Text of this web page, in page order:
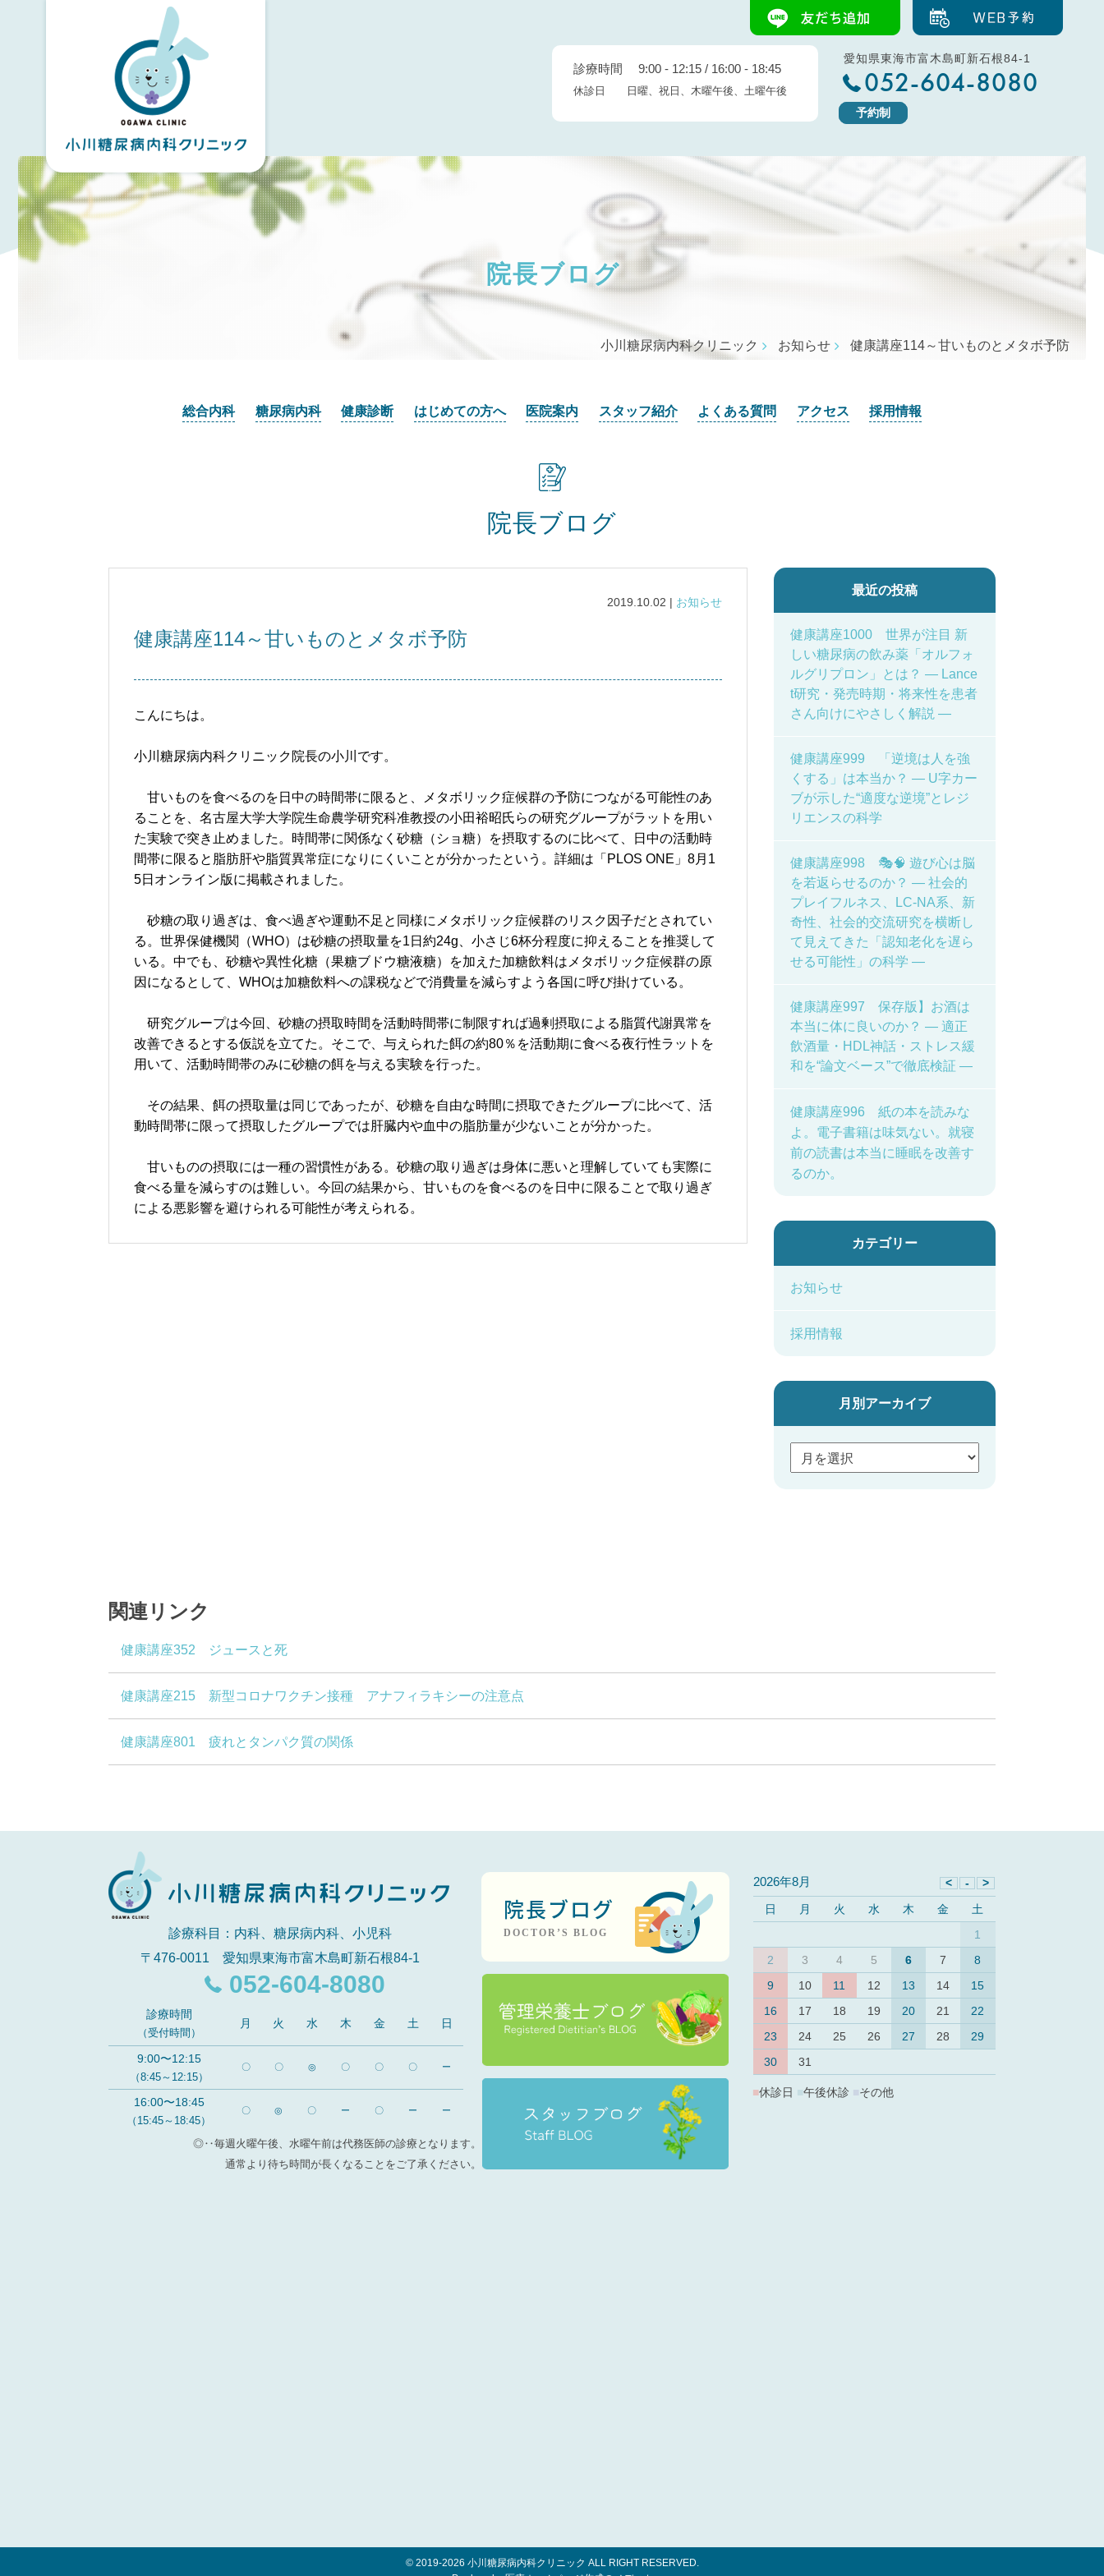
診療時間 9:00 - 12:15 / 16:00 - 18:45
休診日 日曜、祝日、木曜午後、土曜午後
愛知県東海市富木島町新石根84-1
052-604-8080
予約制
院長ブログ
小川糖尿病内科クリニック お知らせ 健康講座114～甘いものとメタボ予防
総合内科 糖尿病内科 健康診断 はじめての方へ 医院案内 スタッフ紹介 よくある質問 アクセス 採用情報
院長ブログ
2019.10.02 | お知らせ
健康講座114～甘いものとメタボ予防
こんにちは。
小川糖尿病内科クリニック院長の小川です。
甘いものを食べるのを日中の時間帯に限ると、メタボリック症候群の予防につながる可能性のあ
ることを、名古屋大学大学院生命農学研究科准教授の小田裕昭氏らの研究グループがラットを用い
た実験で突き止めました。時間帯に関係なく砂糖（ショ糖）を摂取するのに比べて、日中の活動時
間帯に限ると脂肪肝や脂質異常症になりにくいことが分かったという。詳細は「PLOS ONE」8月1
5日オンライン版に掲載されました。
砂糖の取り過ぎは、食べ過ぎや運動不足と同様にメタボリック症候群のリスク因子だとされてい
る。世界保健機関（WHO）は砂糖の摂取量を1日約24g、小さじ6杯分程度に抑えることを推奨して
いる。中でも、砂糖や異性化糖（果糖ブドウ糖液糖）を加えた加糖飲料はメタボリック症候群の原
因になるとして、WHOは加糖飲料への課税などで消費量を減らすよう各国に呼び掛けている。
研究グループは今回、砂糖の摂取時間を活動時間帯に制限すれば過剰摂取による脂質代謝異常を
改善できるとする仮説を立てた。そこで、与えられた餌の約80％を活動期に食べる夜行性ラットを
用いて、活動時間帯のみに砂糖の餌を与える実験を行った。
その結果、餌の摂取量は同じであったが、砂糖を自由な時間に摂取できたグループに比べて、活
動時間帯に限って摂取したグループでは肝臓内や血中の脂肪量が少ないことが分かった。
甘いものの摂取には一種の習慣性がある。砂糖の取り過ぎは身体に悪いと理解していても実際に
食べる量を減らすのは難しい。今回の結果から、甘いものを食べるのを日中に限ることで取り過ぎ
による悪影響を避けられる可能性が考えられる。
最近の投稿
健康講座1000 世界が注目 新
しい糖尿病の飲み薬「オルフォ
ルグリプロン」とは？ ― Lance
t研究・発売時期・将来性を患者
さん向けにやさしく解説 ―
健康講座999 「逆境は人を強
くする」は本当か？ ― U字カー
ブが示した“適度な逆境”とレジ
リエンスの科学
健康講座998 🎭🧠 遊び心は脳
を若返らせるのか？ ― 社会的
プレイフルネス、LC-NA系、新
奇性、社会的交流研究を横断し
て見えてきた「認知老化を遅ら
せる可能性」の科学 ―
健康講座997 保存版】お酒は
本当に体に良いのか？ ― 適正
飲酒量・HDL神話・ストレス緩
和を“論文ベース”で徹底検証 ―
健康講座996 紙の本を読みな
よ。電子書籍は味気ない。就寝
前の読書は本当に睡眠を改善す
るのか。
カテゴリー
お知らせ
採用情報
月別アーカイブ
関連リンク
健康講座352 ジュースと死
健康講座215 新型コロナワクチン接種 アナフィラキシーの注意点
健康講座801 疲れとタンパク質の関係
診療科目：内科、糖尿病内科、小児科
〒476-0011 愛知県東海市富木島町新石根84-1
052-604-8080
診療時間
（受付時間）
月 火 水 木 金 土 日
9:00〜12:15
（8:45～12:15）
〇 〇 ◎ 〇 〇 〇 ー
16:00〜18:45
（15:45～18:45）
〇 ◎ 〇 ー 〇 ー ー
◎‥毎週火曜午後、水曜午前は代務医師の診療となります。
通常より待ち時間が長くなることをご了承ください。
院長ブログ
DOCTOR’S BLOG
2026年8月
日 月 火 水 木 金
土
1
2
3 4 5 6 7
8
9
10 11 12 13 14
15
16
17 18 19 20 21
22
23
24 25 26 27 28
29
30
31
■休診日 ■午後休診 その他
© 2019-2026 小川糖尿病内科クリニック ALL RIGHT RESERVED.